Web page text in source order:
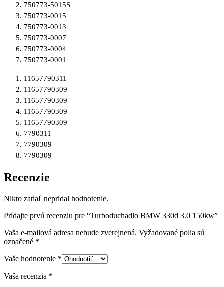
750773-5015S
750773-0015
750773-0013
750773-0007
750773-0004
750773-0001
11657790311
11657790309
11657790309
11657790309
11657790309
7790311
7790309
7790309
Recenzie
Nikto zatiaľ nepridal hodnotenie.
Pridajte prvú recenziu pre “Turboduchadlo BMW 330d 3.0 150kw”
Vaša e-mailová adresa nebude zverejnená. Vyžadované polia sú
označené *
Vaše hodnotenie *
Vaša recenzia *